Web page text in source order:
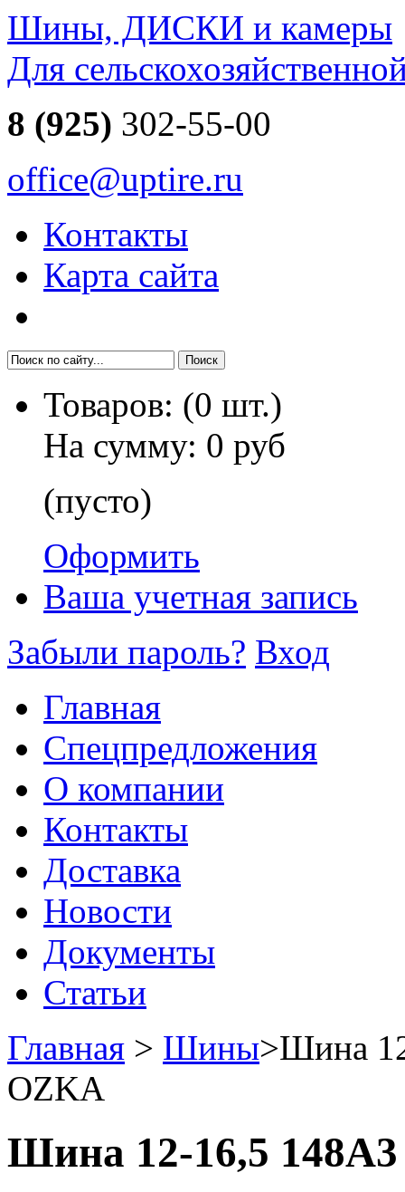
Шины, ДИСКИ и камеры
Для
8 (925) 302-55-00
office@uptire.ru
Контакты
Карта сайта
Товаров: (0 шт.)
На сумму: 0 руб
(пусто)
Оформить
Ваша учетная запись
Забыли пароль? Вход
Главная
Спецпредложения
О компании
Контакты
Доставка
Новости
Документы
Статьи
Главная > Шины>Шина
OZKA
Шина 12-16,5